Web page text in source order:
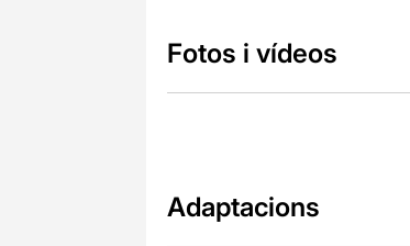
Fotos i vídeos
Adaptacions